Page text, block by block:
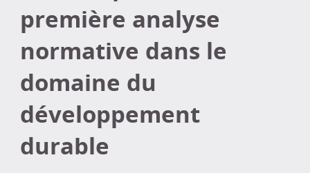
première analyse
normative dans le
domaine du
développement
durable